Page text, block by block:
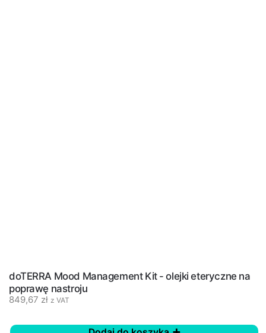
doTERRA Mood Management Kit - olejki eteryczne na
poprawę nastroju
849,67 zł z VAT